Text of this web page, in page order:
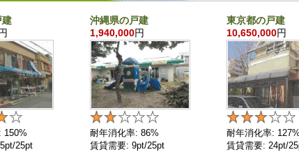
建
150%
25pt
沖縄県の戸建
1,940,000円
耐年消化率: 86%
賃貸需要: 9pt/25pt
東京都の戸建
10,650,000円
耐年消化率: 127%
賃貸需要: 24pt/